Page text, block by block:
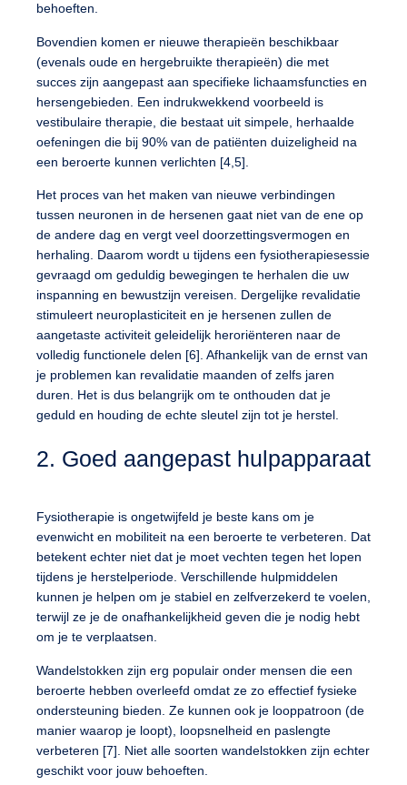
behoeften.
Bovendien komen er nieuwe therapieën beschikbaar
(evenals oude en hergebruikte therapieën) die met
succes zijn aangepast aan specifieke lichaamsfuncties en
hersengebieden. Een indrukwekkend voorbeeld is
vestibulaire therapie, die bestaat uit simpele, herhaalde
oefeningen die bij 90% van de patiënten duizeligheid na
een beroerte kunnen verlichten [4,5].
Het proces van het maken van nieuwe verbindingen
tussen neuronen in de hersenen gaat niet van de ene op
de andere dag en vergt veel doorzettingsvermogen en
herhaling. Daarom wordt u tijdens een fysiotherapiesessie
gevraagd om geduldig bewegingen te herhalen die uw
inspanning en bewustzijn vereisen. Dergelijke revalidatie
stimuleert neuroplasticiteit en je hersenen zullen de
aangetaste activiteit geleidelijk heroriënteren naar de
volledig functionele delen [6]. Afhankelijk van de ernst van
je problemen kan revalidatie maanden of zelfs jaren
duren. Het is dus belangrijk om te onthouden dat je
geduld en houding de echte sleutel zijn tot je herstel.
2. Goed aangepast hulpapparaat
Fysiotherapie is ongetwijfeld je beste kans om je
evenwicht en mobiliteit na een beroerte te verbeteren. Dat
betekent echter niet dat je moet vechten tegen het lopen
tijdens je herstelperiode. Verschillende hulpmiddelen
kunnen je helpen om je stabiel en zelfverzekerd te voelen,
terwijl ze je de onafhankelijkheid geven die je nodig hebt
om je te verplaatsen.
Wandelstokken zijn erg populair onder mensen die een
beroerte hebben overleefd omdat ze zo effectief fysieke
ondersteuning bieden. Ze kunnen ook je looppatroon (de
manier waarop je loopt), loopsnelheid en paslengte
verbeteren [7]. Niet alle soorten wandelstokken zijn echter
geschikt voor jouw behoeften.